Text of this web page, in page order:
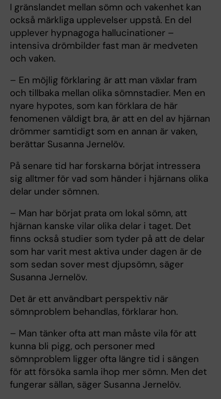
I gränslandet mellan sömn och vakenhet kan
också märkliga upplevelser uppstå. En del
upplever hypnagoga hallucinationer –
intensiva drömbilder fast man är medveten
och vaken.
– En möjlig förklaring är att man växlar fram
och tillbaka mellan olika sömnstadier. Men en
nyare hypotes, som kan förklara de här
fenomenen väldigt bra, är att en del av hjärnan
drömmer samtidigt som en annan är vaken,
berättar Susanna Jernelöv.
På senare tid har forskarna börjat intressera
sig alltmer för vad som händer i hjärnans olika
delar under sömnen.
– Man har börjat prata om lokal sömn, att
hjärnan kanske vilar olika delar i taget. Det
finns också studier som tyder på att de delar
som har varit mest aktiva under dagen är de
som sedan sover mest djupsömn, säger
Susanna Jernelöv.
Det är ett användbart perspektiv när
sömnproblem behandlas, förklarar hon.
– Man tänker ofta att man måste vila för att
kunna bli pigg, och personer med
sömnproblem ligger ofta längre tid i sängen
för att försöka samla ihop mer sömn. Men det
fungerar sällan, säger Susanna Jernelöv.